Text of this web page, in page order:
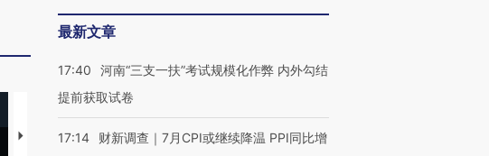
马航飞行员跨国走私7万
视线｜被称为“蟑螂”的印
视线｜“入侵”还是“人道危
最新文章
17:40
河南“三支一扶”考试规模化作弊 内外勾结
提前获取试卷
17:14
财新调查｜7月CPI或继续降温 PPI同比增